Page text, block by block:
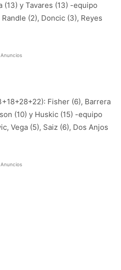
(13) y Tavares (13) -equipo
(2), Doncic (3), Reyes
Anuncios
Fisher (6), Barrera
(10) y Huskic (15) -equipo
Vega (5), Saiz (6), Dos Anjos
Anuncios